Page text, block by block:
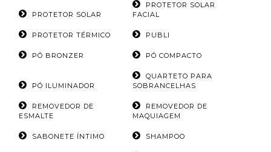
PROTETOR SOLAR
PROTETOR SOLAR
FACIAL
PROTETOR TÉRMICO PUBLI
PÓ BRONZER PÓ COMPACTO
PÓ ILUMINADOR
QUARTETO PARA
SOBRANCELHAS
REMOVEDOR DE
ESMALTE
REMOVEDOR DE
MAQUIAGEM
SABONETE ÍNTIMO SHAMPOO